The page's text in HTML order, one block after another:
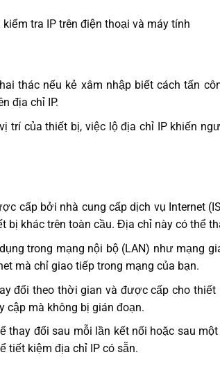
thác nếu kẻ xâm nhập biết cách tấn
địa chỉ IP.
trí của thiết bị, việc lộ địa chỉ IP khiến
cấp bởi nhà cung cấp dịch vụ Internet
bị khác trên toàn cầu. Địa chỉ này có thể
trong mạng nội bộ (LAN) như mạng
mà chỉ giao tiếp trong mạng của bạn.
đổi theo thời gian và được cấp cho
cập mà không bị gián đoạn.
thay đổi sau mỗi lần kết nối hoặc sau
tiết kiệm địa chỉ IP có sẵn.